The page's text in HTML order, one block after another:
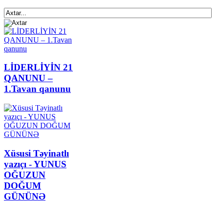
LİDERLİYİN 21
QANUNU –
1.Tavan qanunu
Xüsusi Təyinatlı
yazıçı - YUNUS
OĞUZUN
DOĞUM
GÜNÜNƏ